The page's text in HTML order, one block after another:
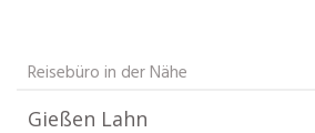
Reisebüro in der Nähe
Gießen Lahn